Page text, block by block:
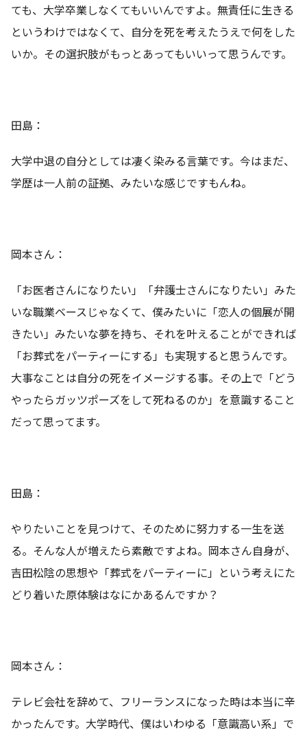
ても、大学卒業しなくてもいいんですよ。無責任に生きる
というわけではなくて、自分を死を考えたうえで何をした
いか。その選択肢がもっとあってもいいって思うんです。
田島：
大学中退の自分としては凄く染みる言葉です。今はまだ、
学歴は一人前の証拠、みたいな感じですもんね。
岡本さん：
「お医者さんになりたい」「弁護士さんになりたい」みた
いな職業ベースじゃなくて、僕みたいに「恋人の個展が開
きたい」みたいな夢を持ち、それを叶えることができれば
「お葬式をパーティーにする」も実現すると思うんです。
大事なことは自分の死をイメージする事。その上で「どう
やったらガッツポーズをして死ねるのか」を意識すること
だって思ってます。
田島：
やりたいことを見つけて、そのために努力する一生を送
る。そんな人が増えたら素敵ですよね。岡本さん自身が、
吉田松陰の思想や「葬式をパーティーに」という考えにた
どり着いた原体験はなにかあるんですか？
岡本さん：
テレビ会社を辞めて、フリーランスになった時は本当に辛
かったんです。大学時代、僕はいわゆる「意識高い系」で